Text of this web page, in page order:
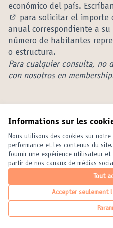
Informations sur les
Nous utilisons des cookies sur
performance et les contenus du
fournir une expérience utilisateur
partir de nos canaux de médias
Tout
Accepter seulement
económico del país.
(S'ouvre dans un nouvel
para solicitar el importe
anual correspondiente a
número de habitantes
o estructura.
Para cualquier consulta, no
con nosotros en
Conditions d'utilisation
Paramètres des cookies
United Cities and Local Governments
(Lien externe)
United Cities and Local
(Lien externe)
United Cities and Local
(Lien externe)
Français
Elegir el idiomaChoose language
Site réalisé grâce au